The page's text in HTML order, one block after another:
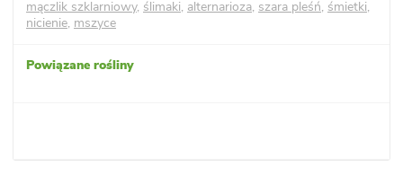
mączlik szklarniowy, ślimaki, alternarioza, szara pleśń, śmietki,
nicienie, mszyce